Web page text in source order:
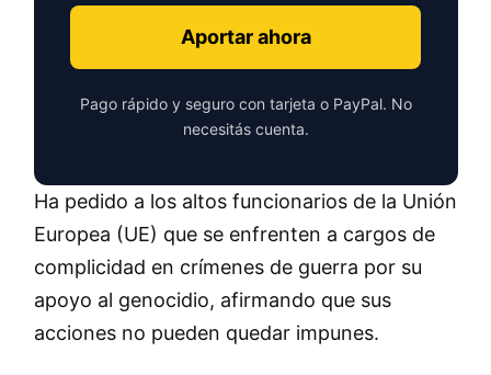
Aportar ahora
Pago rápido y seguro con tarjeta o PayPal. No
necesitás cuenta.
Ha pedido a los altos funcionarios de la Unión
Europea (UE) que se enfrenten a cargos de
complicidad en crímenes de guerra por su
apoyo al genocidio, afirmando que sus
acciones no pueden quedar impunes.